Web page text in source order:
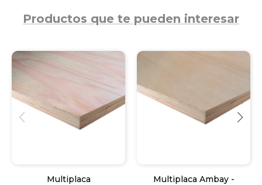
Productos que te pueden interesar
Multiplaca
Multiplaca Ambay -